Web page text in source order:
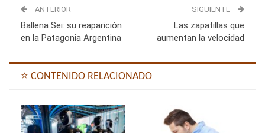
ANTERIOR
Ballena Sei: su reaparición
en la Patagonia Argentina
SIGUIENTE
Las zapatillas que
aumentan la velocidad
⭐ CONTENIDO RELACIONADO